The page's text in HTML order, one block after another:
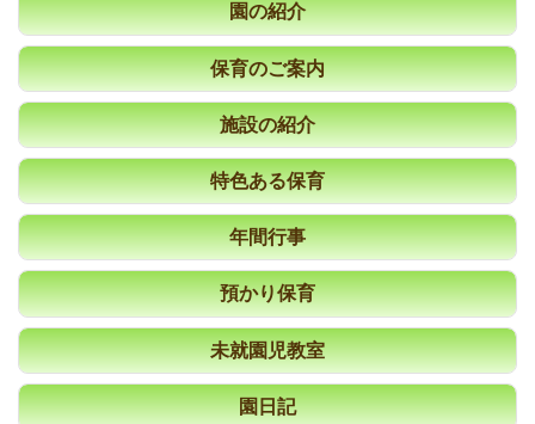
園の紹介
保育のご案内
施設の紹介
特色ある保育
年間行事
預かり保育
未就園児教室
園日記